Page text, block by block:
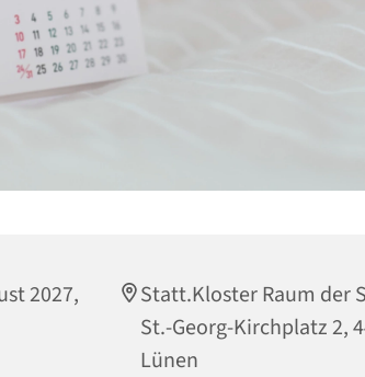
2027,
Statt.Kloster Raum der
St.-Georg-Kirchplatz 2,
Lünen